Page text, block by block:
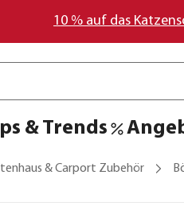
10 % auf das
& Trends
& Carport Zubehör